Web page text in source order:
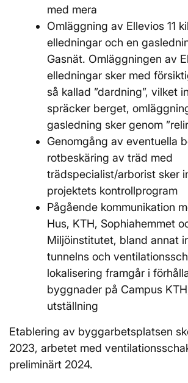
med mera
Omläggning av Ellevios 11
elledningar och en
Gasnät. Omläggningen av
elledningar sker med
så kallad ”dardning”, vilket
spräcker berget,
gasledning sker genom
Genomgång av eventuella
rotbeskäring av träd med
trädspecialist/arborist sker
projektets kontrollprogram
Pågående kommunikation
Hus, KTH, Sophiahemmet
Miljöinstitutet, bland annat
tunnelns och
lokalisering framgår i
byggnader på Campus
utställning
Etablering av byggarbetsplatsen
2023, arbetet med
preliminärt 2024.